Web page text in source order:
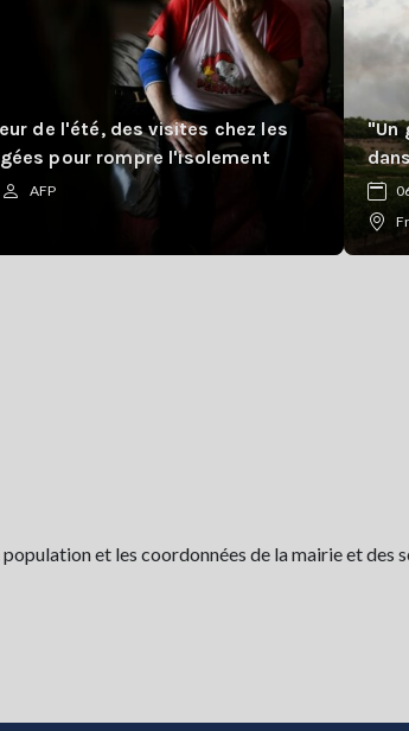
de l'été, des visites chez les
pour rompre l'isolement
AFP
"Un
et les coordonnées de la mairie et des